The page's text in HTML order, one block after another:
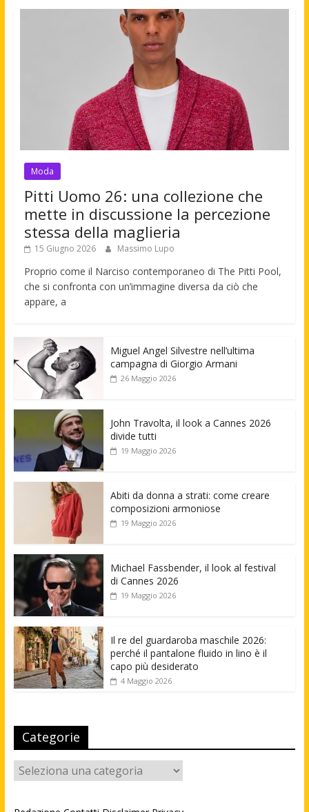
Moda
Pitti Uomo 26: una collezione che
mette in discussione la percezione
stessa della maglieria
15 Giugno 2026 Massimo Lupo
Proprio come il Narciso contemporaneo di The Pitti Pool,
che si confronta con un’immagine diversa da ciò che
appare, a
Miguel Angel Silvestre nell’ultima
campagna di Giorgio Armani
26 Maggio 2026
John Travolta, il look a Cannes 2026
divide tutti
19 Maggio 2026
Abiti da donna a strati: come creare
composizioni armoniose
19 Maggio 2026
Michael Fassbender, il look al festival
di Cannes 2026
19 Maggio 2026
Il re del guardaroba maschile 2026:
perché il pantalone fluido in lino è il
capo più desiderato
4 Maggio 2026
Categorie
Categorie